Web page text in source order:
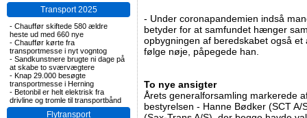
Transport 2025
- Chauffør skiftede 580 ældre
heste ud med 660 nye
- Chauffør kørte fra
transportmesse i nyt vogntog
- Sandkunstnere brugte ni dage på
at skabe to sværvægtere
- Knap 29.000 besøgte
transportmesse i Herning
- Betonbil er helt elektrisk fra
drivline og tromle til transportbånd
Flytransport
- Under coronapandemien indså
betyder for at samfundet hænger
opbygningen af beredskabet også et
følge nøje, påpegede han.
To nye ansigter
Årets generalforsamling markerede
bestyrelsen - Hanne Bødker (SCT